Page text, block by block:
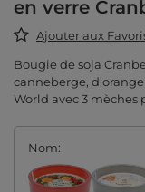
en verre
Ajouter aux
Bougie de soja
canneberge,
World avec 3
Nom